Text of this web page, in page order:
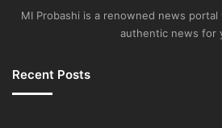
MI Probashi is a renowned news
authentic news for
Recent Posts